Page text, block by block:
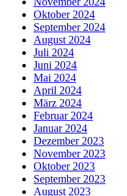
Oktober 2024
September 2024
August 2024
Juli 2024
Juni 2024
Mai 2024
April 2024
März 2024
Februar 2024
Januar 2024
Dezember 2023
November 2023
Oktober 2023
September 2023
August 2023